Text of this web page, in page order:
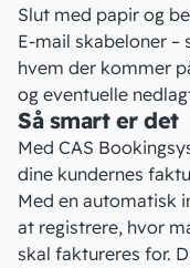
Slut med papir og
E-mail skabeloner –
hvem der kommer
og eventuelle
Så smart er det
Med CAS
dine kundernes
Med en automatisk
at registrere, hvor
skal faktureres for.